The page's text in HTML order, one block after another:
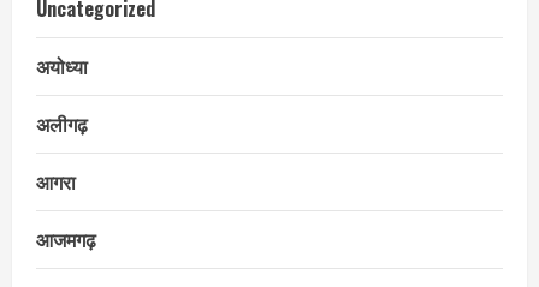
Uncategorized
अयोध्या
अलीगढ़
आगरा
आजमगढ़